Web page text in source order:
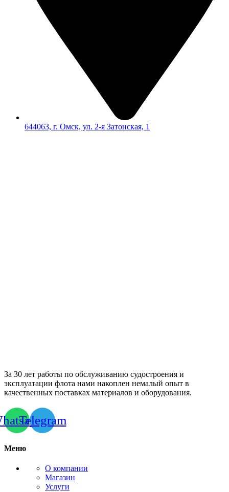
644063, г. Омск, ул. 2-я Затонская, 1
За 30 лет работы по обслуживанию судостроения и
эксплуатации флота нами накоплен немалый опыт в
качественных поставках материалов и оборудования.
Telegram
Меню
О компании
Магазин
Услуги